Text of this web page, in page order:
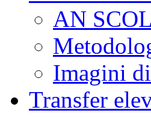
AN
Imagini
Transfer